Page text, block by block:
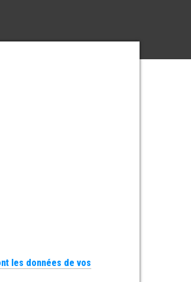
les données de vos